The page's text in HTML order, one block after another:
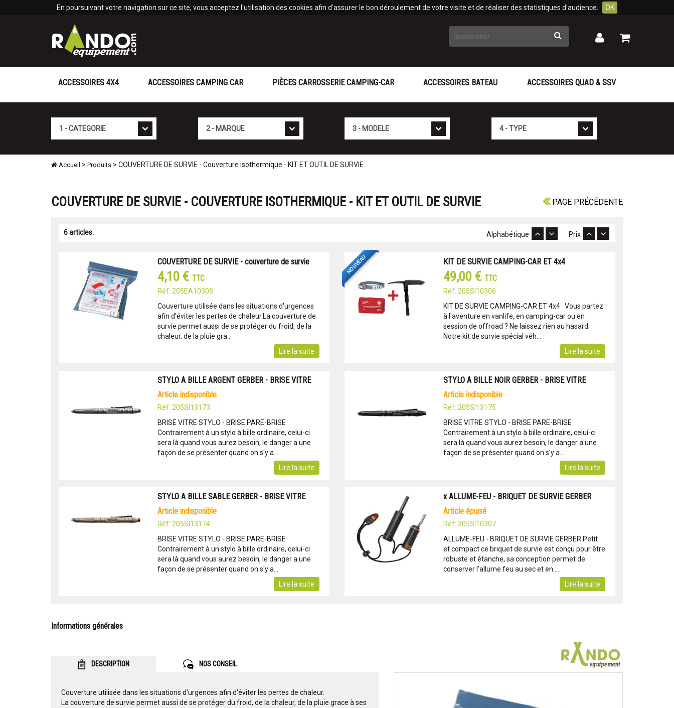
En poursuivant votre navigation sur ce site, vous acceptez l'utilisation des cookies afin d'assurer le bon déroulement de votre visite et de réaliser des statistiques d'audience. OK
Rechercher Mon
Mon
ACCESSOIRES 4X4 ACCESSOIRES CAMPING CAR PIÈCES CARROSSERIE CAMPING-CAR ACCESSOIRES BATEAU ACCESSOIRES QUAD & SSV
Accueil > Produits > COUVERTURE DE SURVIE - Couverture isothermique - KIT ET OUTIL DE SURVIE
PAGE PRÉCÉDENTE
COUVERTURE DE SURVIE - COUVERTURE ISOTHERMIQUE - KIT ET OUTIL DE SURVIE
6 articles. Prix
Alphabétique
COUVERTURE DE SURVIE - couverture de survie
4,10 € TTC
Réf: 205EA10305
Couverture utilisée dans les situations d'urgences
afin d'éviter les pertes de chaleur.La couverture de
survie permet aussi de se protéger du froid, de la
chaleur, de la pluie gra...
Lire la suite
NOUVEAU KIT DE SURVIE CAMPING-CAR ET 4x4
49,00 € TTC
Réf: 205SI10306
KIT DE SURVIE CAMPING-CAR ET 4x4 Vous partez
à l'aventure en vanlife, en camping-car ou en
session de offroad ? Ne laissez rien au hasard.
Notre kit de survie spécial véh...
Lire la suite
STYLO A BILLE ARGENT GERBER - BRISE VITRE
article indisponible
Réf: 205SI13173
BRISE VITRE STYLO - BRISE PARE-BRISE
Contrairement à un stylo à bille ordinaire, celui-ci
sera là quand vous aurez besoin, le danger a une
façon de se présenter quand on s'y a...
Lire la suite
STYLO A BILLE NOIR GERBER - BRISE VITRE
article indisponible
Réf: 205SI13175
BRISE VITRE STYLO - BRISE PARE-BRISE
Contrairement à un stylo à bille ordinaire, celui-ci
sera là quand vous aurez besoin, le danger a une
façon de se présenter quand on s'y a...
Lire la suite
STYLO A BILLE SABLE GERBER - BRISE VITRE
article indisponible
Réf: 205SI13174
BRISE VITRE STYLO - BRISE PARE-BRISE
Contrairement à un stylo à bille ordinaire, celui-ci
sera là quand vous aurez besoin, le danger a une
façon de se présenter quand on s'y a...
Lire la suite
x ALLUME-FEU - BRIQUET DE SURVIE GERBER
article épuisé
Réf: 205SI10307
ALLUME-FEU - BRIQUET DE SURVIE GERBER Petit
et compact ce briquet de survie est conçu pour être
robuste et étanche, sa conception permet de
conserver l'allume feu au sec et en ...
Lire la suite
Informations générales
DESCRIPTION NOS CONSEIL
Couverture utilisée dans les situations d'urgences afin d'éviter les pertes de chaleur.
La couverture de survie permet aussi de se protéger du froid, de la chaleur, de la pluie grace à ses
Panneau de gestion des cookies